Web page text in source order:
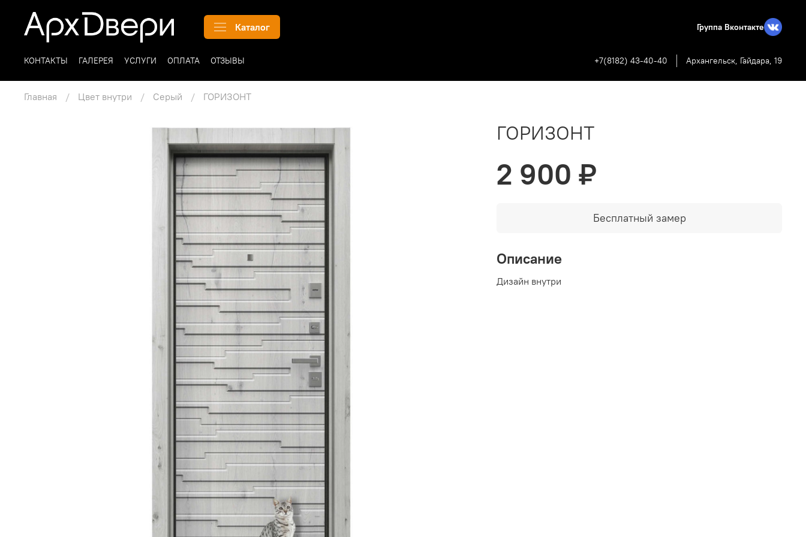
Каталог Группа Вконтакте
КОНТАКТЫ ГАЛЕРЕЯ УСЛУГИ ОПЛАТА ОТЗЫВЫ +7(8182) 43-40-40 Архангельск, Гайдара, 19
Главная Цвет внутри Серый ГОРИЗОНТ
ГОРИЗОНТ
2 900 ₽
Бесплатный замер
Описание
Дизайн внутри